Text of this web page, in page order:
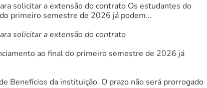
solicitar a extensão do contrato Os estudantes do
primeiro semestre de 2026 já podem...
solicitar a extensão do contrato
ao final do primeiro semestre de 2026 já
Benefícios da instituição. O prazo não será prorrogado